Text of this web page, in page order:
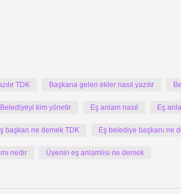
TDK Başkana gelen ekler nasıl yazılır
Belediyeyi kim yönetir Eş anlam nasıl Eş
başkan ne demek TDK Eş belediye başkanı ne
nedir Üyenin eş anlamlısı ne demek